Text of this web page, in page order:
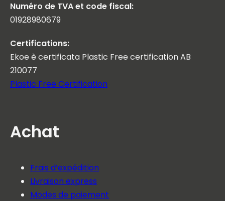
Numéro de TVA et code fiscal:
01928980679
Certifications:
Ekoe è certificata Plastic Free certification AB
210077
Plastic Free Certification
Achat
Frais d’expédition
Livraison express
Modes de paiement